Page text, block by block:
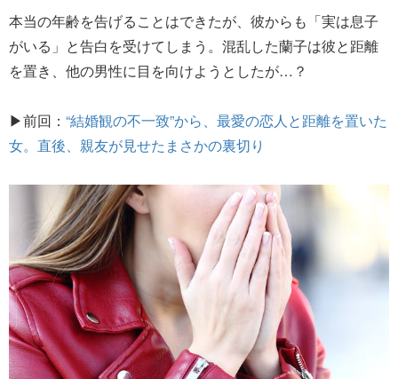
本当の年齢を告げることはできたが、彼からも「実は息子
がいる」と告白を受けてしまう。混乱した蘭子は彼と距離
を置き、他の男性に目を向けようとしたが…？
▶前回： “結婚観の不一致”から、最愛の恋人と距離を置いた
女。直後、親友が見せたまさかの裏切り